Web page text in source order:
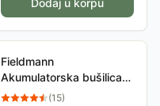
Dodaj u korpu
Fieldmann
Akumulatorska bušilica
14.4V FDV 10350-A
(15)